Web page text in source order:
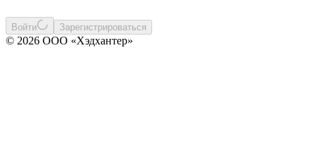
Войти Зарегистрироваться
© 2026 ООО «Хэдхантер»